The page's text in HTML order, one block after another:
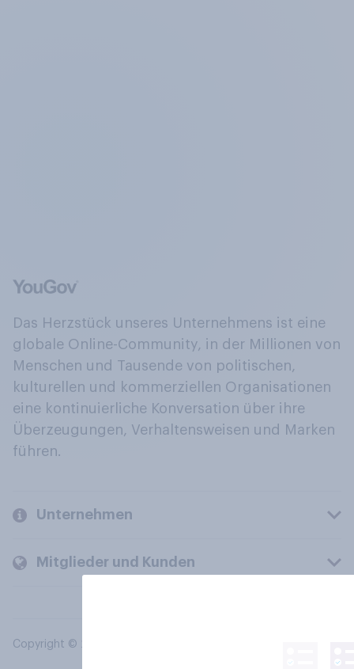
Das Herzstück unseres Unternehmens ist eine
globale Online-Community, in der Millionen von
Menschen und Tausende von politischen,
kulturellen und kommerziellen Organisationen
eine kontinuierliche Konversation über ihre
Überzeugungen, Verhaltensweisen und Marken
führen.
Unternehmen
Mitglieder und Kunden
Copyright © 2026 YouGov PLC. Alle Rechte vorbehalten.